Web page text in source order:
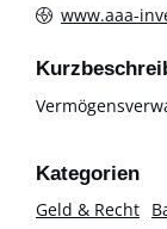
www.aaa-
Geld & Recht